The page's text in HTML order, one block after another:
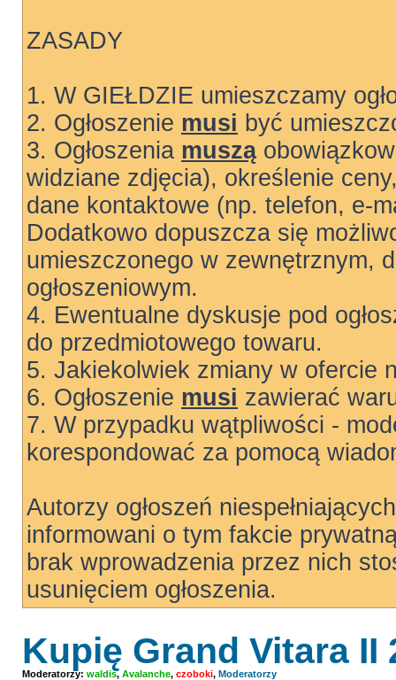
ZASADY
1. W GIEŁDZIE umieszczamy
2. Ogłoszenie musi być
3. Ogłoszenia muszą
widziane zdjęcia), określenie
dane kontaktowe (np. telefon, e-
Dodatkowo dopuszcza się
umieszczonego w zewnętrznym,
ogłoszeniowym.
4. Ewentualne dyskusje pod
do przedmiotowego towaru.
5. Jakiekolwiek zmiany w ofercie
6. Ogłoszenie musi zawierać
7. W przypadku wątpliwości -
korespondować za pomocą
Autorzy ogłoszeń
informowani o tym fakcie
brak wprowadzenia przez nich
usunięciem ogłoszenia.
Kupię Grand Vitara II
Moderatorzy: waldis, Avalanche, czoboki, Moderatorzy